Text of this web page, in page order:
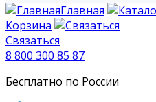
Главная
Корзина
Связаться
8 800 300 85 87
Бесплатно по России